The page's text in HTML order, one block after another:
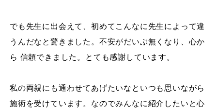
でも先生に出会えて、初めてこんなに先生によって違
うんだなと 驚きました。不安がだいぶ無くなり、心か
ら 信頼できました。とても感謝しています。
私の両親にも通わせてあげたいなといつも思いながら
施術を受けています。なのでみんなに紹介したいと心